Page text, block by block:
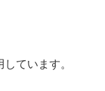
ています。